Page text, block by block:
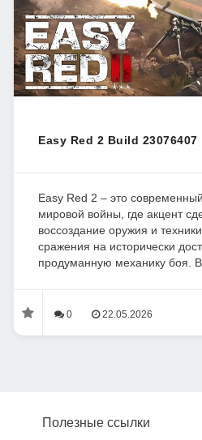
Easy Red 2 Build 23076407
Easy Red 2 – это
мировой войны, где акцент
воссоздание оружия и
сражения на исторически
продуманную механику боя.
0 22.05.2026
Полезные ссылки